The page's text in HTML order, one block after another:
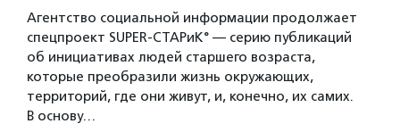
Агентство социальной информации продолжает
спецпроект SUPER-СТАРиК° — серию публикаций
об инициативах людей старшего возраста,
которые преобразили жизнь окружающих,
территорий, где они живут, и, конечно, их самих.
В основу…